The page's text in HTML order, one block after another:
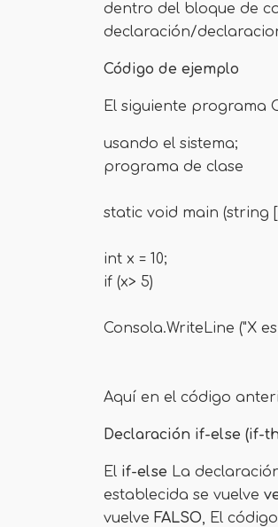
dentro del bloque de
declaración/
Código de ejemplo
El siguiente programa
usando el sistema;
programa de clase
static void main (string
int x = 10;
if (x> 5)
Consola.WriteLine ("X
Aquí en el código
Declaración if-else (if-
El if-else La
establecida se vuelve
vuelve FALSO, El